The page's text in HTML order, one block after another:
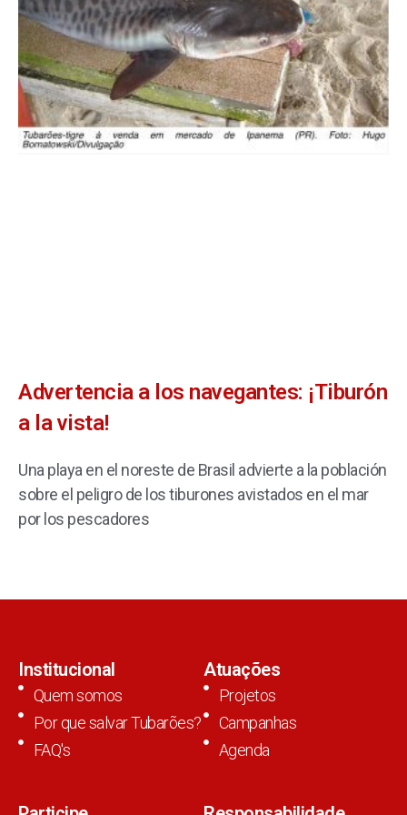
Advertencia a los navegantes: ¡Tiburón
a la vista!
Una playa en el noreste de Brasil advierte a la población
sobre el peligro de los tiburones avistados en el mar
por los pescadores
Institucional
Quem somos
Por que salvar Tubarões?
FAQ's
Atuações
Projetos
Campanhas
Agenda